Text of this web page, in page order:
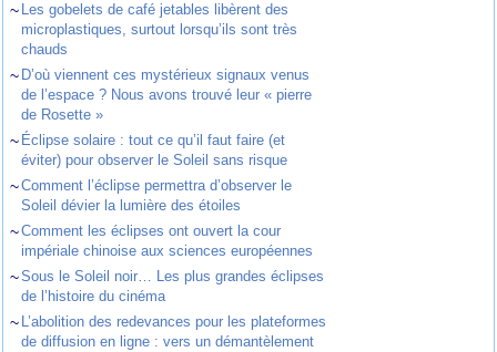
~ Les gobelets de café jetables libèrent des
microplastiques, surtout lorsqu’ils sont très
chauds
~ D’où viennent ces mystérieux signaux venus
de l’espace ? Nous avons trouvé leur « pierre
de Rosette »
~ Éclipse solaire : tout ce qu’il faut faire (et
éviter) pour observer le Soleil sans risque
~Comment l’éclipse permettra d’observer le
Soleil dévier la lumière des étoiles
~Comment les éclipses ont ouvert la cour
impériale chinoise aux sciences européennes
~Sous le Soleil noir… Les plus grandes éclipses
de l’histoire du cinéma
~ L’abolition des redevances pour les plateformes
de diffusion en ligne : vers un démantèlement